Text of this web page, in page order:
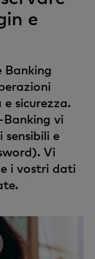
e
Banking
sicurezza.
vi
sensibili e
Vi
i vostri dati